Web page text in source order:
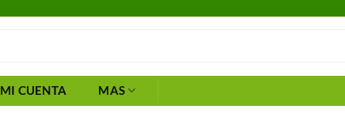
MI CUENTA MAS